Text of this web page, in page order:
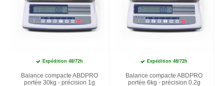
Expédition 48/72h
Balance compacte ABDPRO
portée 30kg - précision 1g
Expédition 48/72h
Balance compacte ABDPRO
portée 6kg - précision 0.2g